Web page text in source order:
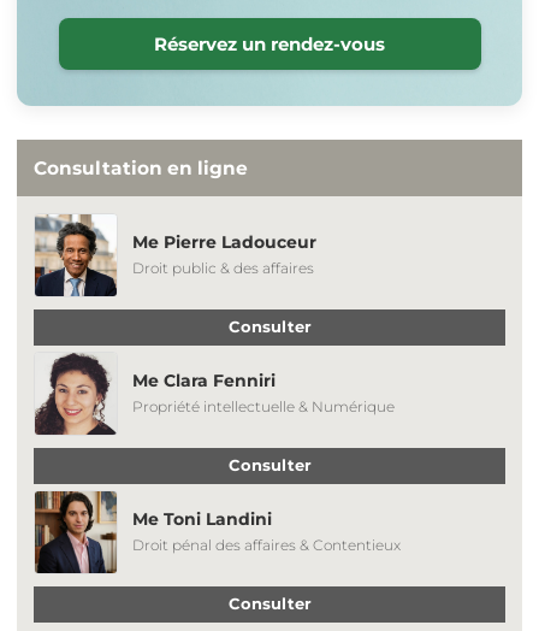
Réservez un rendez-vous
Consultation en ligne
Me Pierre Ladouceur
Droit public & des affaires
Consulter
Me Clara Fenniri
Propriété intellectuelle & Numérique
Consulter
Me Toni Landini
Droit pénal des affaires & Contentieux
Consulter